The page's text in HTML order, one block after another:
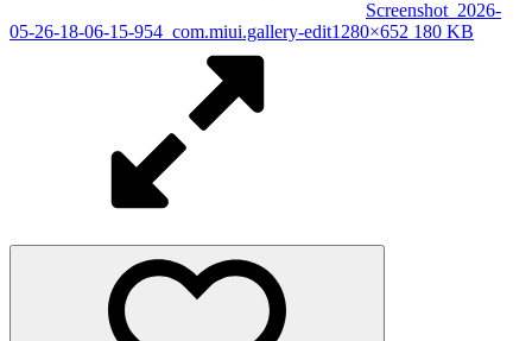
Screenshot_2026-
05-26-18-06-15-954_com.miui.gallery-edit1280×652 180 KB